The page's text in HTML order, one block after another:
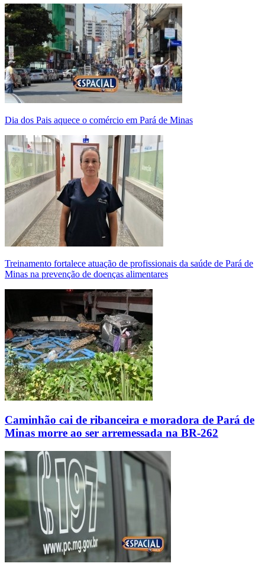
Dia dos Pais aquece o comércio em Pará de Minas
Treinamento fortalece atuação de profissionais da saúde de Pará de
Minas na prevenção de doenças alimentares
Caminhão cai de ribanceira e moradora de Pará de
Minas morre ao ser arremessada na BR-262